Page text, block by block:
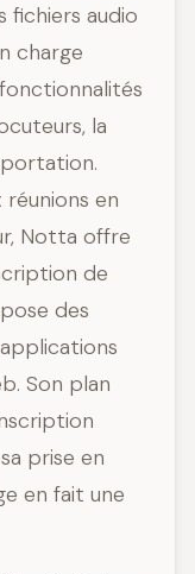
fichiers audio
charge
la
en
Notta offre
de
des
Son plan
prise en
en fait une